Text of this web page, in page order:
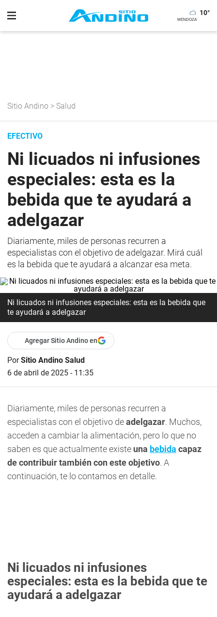
10°
Sitio Andino > Salud
EFECTIVO
Ni licuados ni infusiones
especiales: esta es la
bebida que te ayudará a
adelgazar
Diariamente, miles de personas recurren a
especialistas con el objetivo de adelgazar. Mirá cuál
es la bebida que te ayudará a alcanzar esa meta.
Ni licuados ni infusiones especiales: esta es la bebida que
te ayudará a adelgazar
Agregar Sitio Andino en
PorSitio Andino Salud
6 de abril de 2025 - 11:35
Diariamente, miles de personas recurren a
especialistas con el objetivo deadelgazar. Muchos,
acceden a cambiar la alimentación, pero lo que no
saben es que actualmente existe una bebida capaz
de contribuir también con este objetivo. A
continuación, te lo contamos en detalle.
Ni licuados ni infusiones
especiales: esta es la bebida que te
ayudará a adelgazar